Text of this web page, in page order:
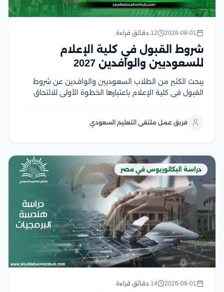
2026-08-01 12 دقائق قراءة
شروط القبول في كلية الإعلام
للسعوديين والوافدين 2027
يبحث الكثير من الطلاب السعوديين والوافدين عن شروط
القبول في كلية الإعلام باعتبارها الخطوة الأولى للالتحاق
الأكاديمية، والتدريب العملي، والشهادات المعترف بها، مع...
فريق عمل ملتقى التعليم السعودي
دراسة البكالوريوس في مصر
2026-08-01 14 دقائق قراءة